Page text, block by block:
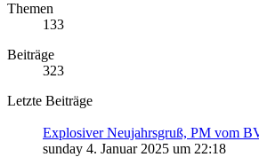
Themen
133
Beiträge
323
Letzte Beiträge
Explosiver Neujahrsgruß, PM vom
sunday 4. Januar 2025 um 22:18